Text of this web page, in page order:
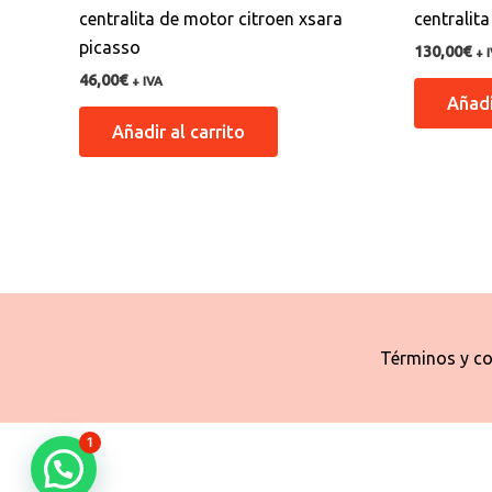
centralita de motor citroen xsara
picasso
46,00€ + IVA
Añadir al carrito
130,00€ +
Términos y
1